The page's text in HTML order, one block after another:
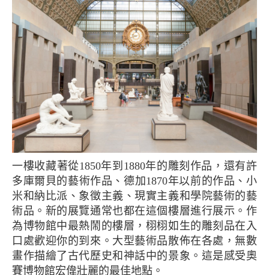
一樓收藏著從1850年到1880年的雕刻作品，還有許
多庫爾貝的藝術作品、德加1870年以前的作品、小
米和納比派、象徵主義、現實主義和學院藝術的藝
術品。新的展覽通常也都在這個樓層進行展示。作
為博物館中最熱鬧的樓層，栩栩如生的雕刻品在入
口處歡迎你的到來。大型藝術品散佈在各處，無數
畫作描繪了古代歷史和神話中的景象。這是感受奧
賽博物館宏偉壯麗的最佳地點。